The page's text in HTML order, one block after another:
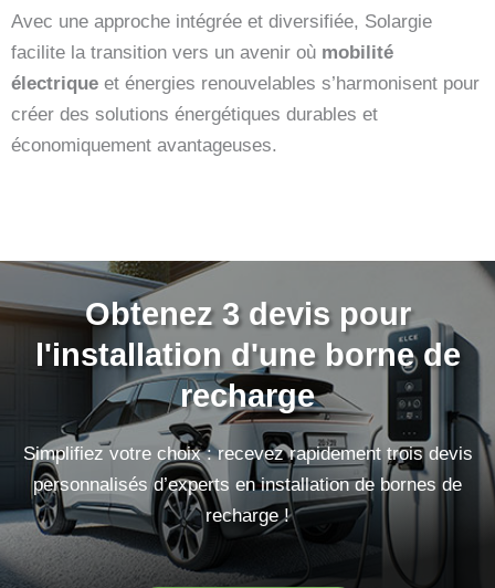
Avec une approche intégrée et diversifiée, Solargie
facilite la transition vers un avenir où mobilité
électrique et énergies renouvelables s’harmonisent pour
créer des solutions énergétiques durables et
économiquement avantageuses.
Obtenez 3 devis pour
l'installation d'une borne de
recharge
Simplifiez votre choix : recevez rapidement trois devis
personnalisés d’experts en installation de bornes de
recharge !